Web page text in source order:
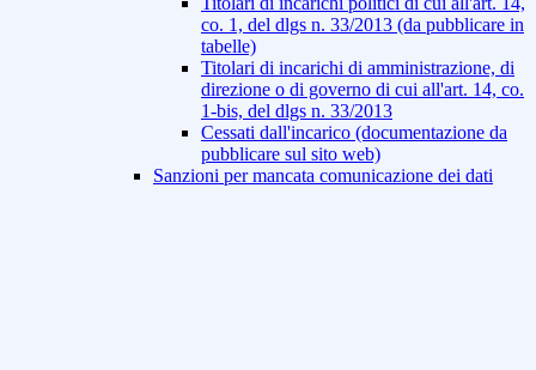
co. 1, del dlgs n. 33/2013 (da pubblicare in
tabelle)
Titolari di incarichi di amministrazione, di
direzione o di governo di cui all'art. 14, co.
1-bis, del dlgs n. 33/2013
Cessati dall'incarico (documentazione da
pubblicare sul sito web)
Sanzioni per mancata comunicazione dei dati